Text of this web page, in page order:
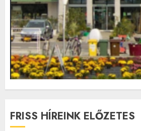
FRISS HÍREINK ELŐZETES